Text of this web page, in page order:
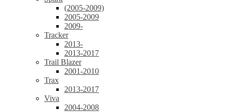
(2005-2009)
2005-2009
2009-
Tracker
2013-
2013-2017
Trail Blazer
2001-2010
Trax
2013-2017
Viva
2004-2008